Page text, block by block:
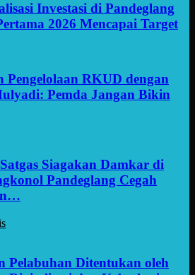
Investasi di Pandeglang
2026 Mencapai Target
Pengelolaan RKUD dengan
Pemda Jangan Bikin
Siagakan Damkar di
Pandeglang Cegah
Pelabuhan Ditentukan oleh